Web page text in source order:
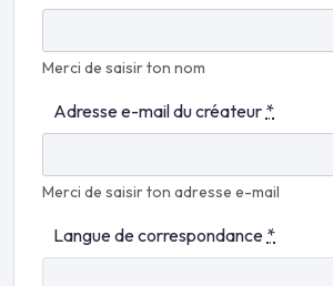
Merci de saisir ton nom
Adresse e-mail du créateur *
Merci de saisir ton adresse e-mail
Langue de correspondance *